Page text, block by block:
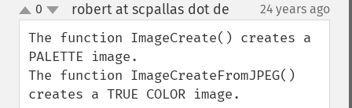
up
down
0 robert at scpallas dot de 24 years ago
The function ImageCreate() creates a
PALETTE image.
The function ImageCreateFromJPEG()
creates a TRUE COLOR image.